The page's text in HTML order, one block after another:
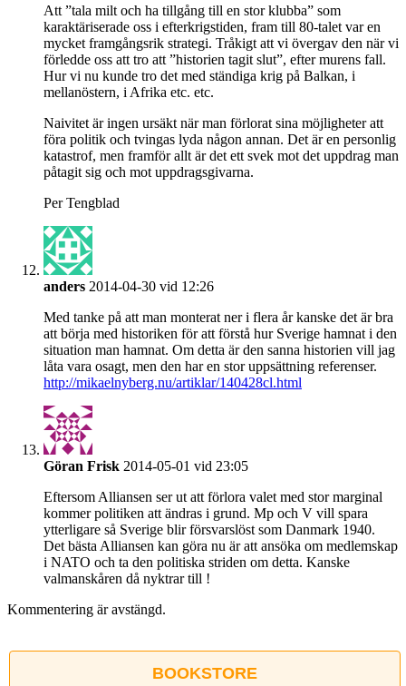
Att ”tala milt och ha tillgång till en stor klubba” som
karaktäriserade oss i efterkrigstiden, fram till 80-talet var en
mycket framgångsrik strategi. Tråkigt att vi övergav den när vi
förledde oss att tro att ”historien tagit slut”, efter murens fall.
Hur vi nu kunde tro det med ständiga krig på Balkan, i
mellanöstern, i Afrika etc. etc.
Naivitet är ingen ursäkt när man förlorat sina möjligheter att
föra politik och tvingas lyda någon annan. Det är en personlig
katastrof, men framför allt är det ett svek mot det uppdrag man
påtagit sig och mot uppdragsgivarna.
Per Tengblad
anders 2014-04-30 vid 12:26
Med tanke på att man monterat ner i flera år kanske det är bra
att börja med historiken för att förstå hur Sverige hamnat i den
situation man hamnat. Om detta är den sanna historien vill jag
låta vara osagt, men den har en stor uppsättning referenser.
http://mikaelnyberg.nu/artiklar/140428cl.html
Göran Frisk 2014-05-01 vid 23:05
Eftersom Alliansen ser ut att förlora valet med stor marginal
kommer politiken att ändras i grund. Mp och V vill spara
ytterligare så Sverige blir försvarslöst som Danmark 1940.
Det bästa Alliansen kan göra nu är att ansöka om medlemskap
i NATO och ta den politiska striden om detta. Kanske
valmanskåren då nyktrar till !
Kommentering är avstängd.
BOOKSTORE